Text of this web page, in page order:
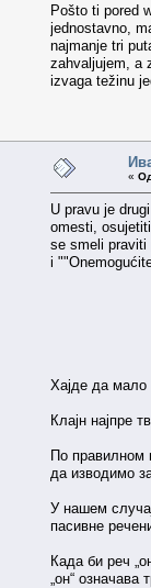
Pošto ti pored
jednostavno,
najmanje tri
zahvaljujem, a
izvaga težinu
«
U pravu je
omesti,
se smeli praviti
i
(NIN,
Хајде да мало
Клајн најпре
По правилном
да изводимо
У нашем
пасивне
Када би реч
„он“